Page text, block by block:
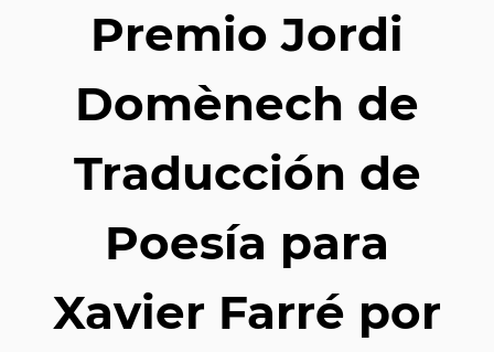
Premio Jordi
Domènech de
Traducción de
Poesía para
Xavier Farré por